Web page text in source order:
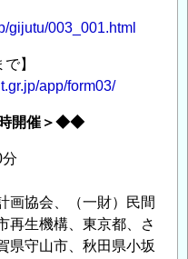
gijutu/003_001.html
】
app/form03/
開催＞◆◆
画協会、（一財）民間
再生機構、東京都、さ
県守山市、秋田県小坂